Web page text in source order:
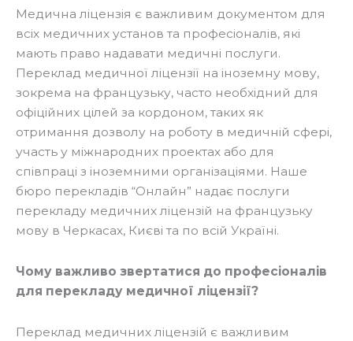
Медична ліцензія є важливим документом для
всіх медичних установ та професіоналів, які
мають право надавати медичні послуги.
Переклад медичної ліцензії на іноземну мову,
зокрема на французьку, часто необхідний для
офіційних цілей за кордоном, таких як
отримання дозволу на роботу в медичній сфері,
участь у міжнародних проектах або для
співпраці з іноземними організаціями. Наше
бюро перекладів “Онлайн” надає послуги
перекладу медичних ліцензій на французьку
мову в Черкасах, Києві та по всій Україні.
Чому важливо звертатися до професіоналів
для перекладу медичної ліцензії?
Переклад медичних ліцензій є важливим